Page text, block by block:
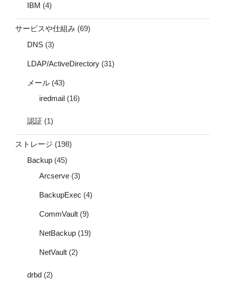
IBM (4)
サービスや仕組み (69)
DNS (3)
LDAP/ActiveDirectory (31)
メール (43)
iredmail (16)
認証 (1)
ストレージ (198)
Backup (45)
Arcserve (3)
BackupExec (4)
CommVault (9)
NetBackup (19)
NetVault (2)
drbd (2)